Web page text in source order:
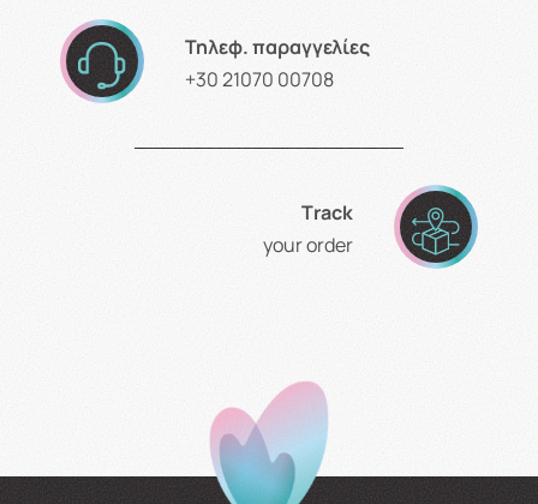
Τηλεφ. παραγγελίες
+30 21070 00708
Τrack
your order